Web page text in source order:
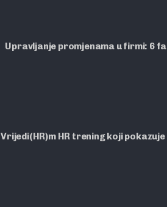
Upravljanje promjenama u firmi: 6
Vrijedi(HR)m HR trening koji